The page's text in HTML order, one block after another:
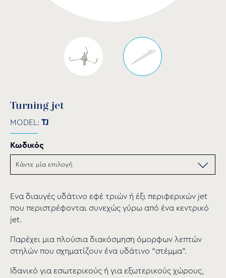
Turning jet
MODEL: TJ
Κωδικός
Ένα διαυγές υδάτινο εφέ τριών ή έξι περιφερικών jet
που περιστρέφονται συνεχώς γύρω από ένα κεντρικό
jet.
Παρέχει μια πλούσια διακόσμηση όμορφων λεπτών
στηλών που σχηματίζουν ένα υδάτινο “στέμμα”.
Ιδανικό για εσωτερικούς ή για εξωτερικούς χώρους,